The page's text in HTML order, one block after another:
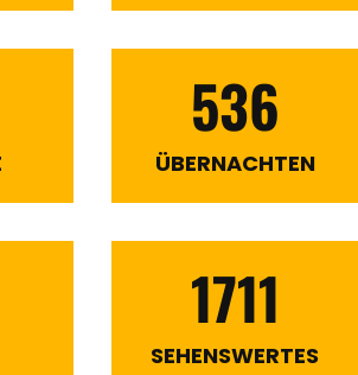
536
ÜBERNACHTEN
1711
SEHENSWERTES